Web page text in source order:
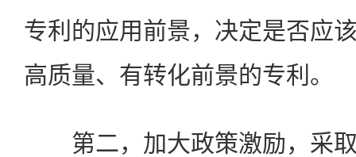
专利的应用前景，决定是否应
高质量、有转化前景的专利。
第二，加大政策激励，采取